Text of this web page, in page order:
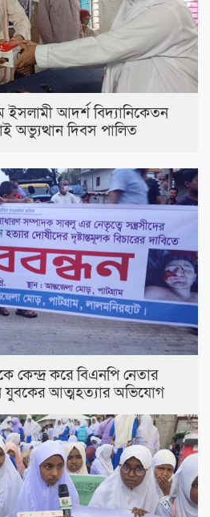
ইসলামী আদর্শ বিদ্যানিকেতন
অভ্যুত্থান দিবস পালিত
কেন্দ্র করে বিএনপি নেতার
যুবকের আত্মহত্যার অভিযোগ